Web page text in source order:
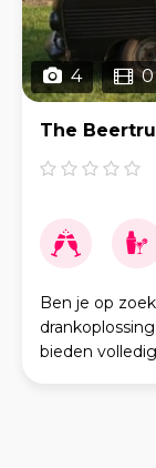
4 0
The
Ben je op
bieden